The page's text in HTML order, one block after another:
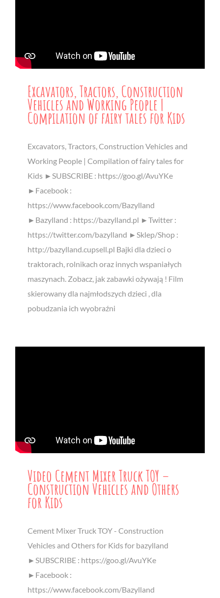
Excavators, Tractors, Construction
Vehicles and Working People |
Compilation of fairy tales for Kids
Excavators, Tractors, Construction Vehicles and
Working People | Compilation of fairy tales for
Kids ►SUBSCRIBE : https://goo.gl/AvuYKe
►Facebook :
https://www.facebook.com/Bazylland
►Bazylland : https://bazylland.pl ►Twitter :
https://twitter.com/bazylland ►Sklep/Shop :
http://bazylland.cupsell.pl Bajki dla dzieci o
traktorach, rolnikach oraz innych wspaniałych
maszynach. Zobacz, jak zabawki ożywają ! Film
skierowany dla najmłodszych dzieci , dla
pobudzania ich wyobraźni
Video Cement Mixer Truck TOY –
Construction Vehicles and Others
for Kids
Cement Mixer Truck TOY - Construction
Vehicles and Others for Kids for bazylland
►SUBSCRIBE : https://goo.gl/AvuYKe
►Facebook :
https://www.facebook.com/Bazylland